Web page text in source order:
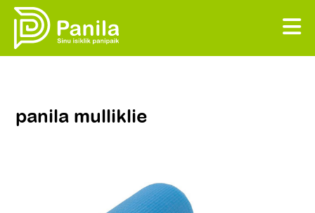
panila mulliklie